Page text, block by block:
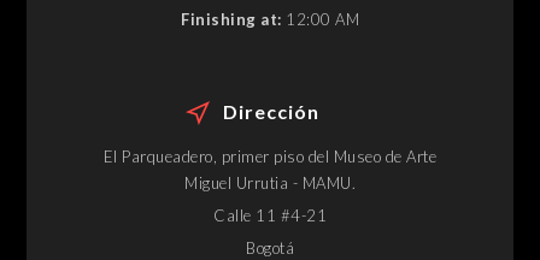
Finishing at: 12:00 AM
Dirección
El Parqueadero, primer piso del Museo de Arte
Miguel Urrutia - MAMU.
Calle 11 #4-21
Bogotá